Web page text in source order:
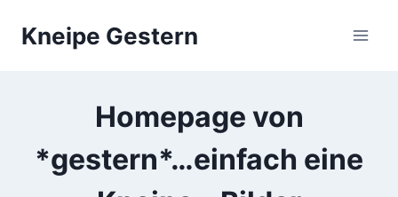
InhaltKneipe Gestern
Homepage von
*gestern*…einfach eine